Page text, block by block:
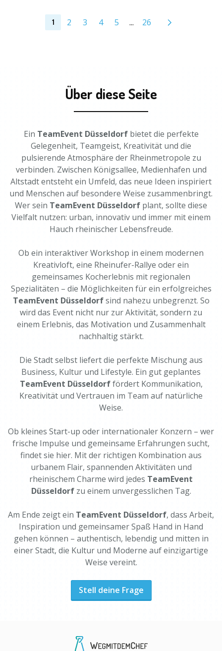
1 2 3 4 5 ... 26
Über diese Seite
Ein TeamEvent Düsseldorfbietet die perfekte
Gelegenheit, Teamgeist, Kreativität und die
pulsierende Atmosphäre der Rheinmetropole zu
verbinden. Zwischen Königsallee, Medienhafen und
Altstadt entsteht ein Umfeld, das neue Ideen inspiriert
und Menschen auf besondere Weise zusammenbringt.
Wer sein TeamEvent Düsseldorf plant, sollte diese
Vielfalt nutzen: urban, innovativ und immer mit einem
Hauch rheinischer Lebensfreude.
Ob ein interaktiver Workshop in einem modernen
Kreativloft, eine Rheinufer-Rallye oder ein
gemeinsames Kocherlebnis mit regionalen
Spezialitäten – die Möglichkeiten für ein erfolgreiches
TeamEvent Düsseldorfsind nahezu unbegrenzt. So
wird das Event nicht nur zur Aktivität, sondern zu
einem Erlebnis, das Motivation und Zusammenhalt
nachhaltig stärkt.
Die Stadt selbst liefert die perfekte Mischung aus
Business, Kultur und Lifestyle. Ein gut geplantes
TeamEvent Düsseldorffördert Kommunikation,
Kreativität und Vertrauen im Team auf natürliche
Weise.
Ob kleines Start-up oder internationaler Konzern – wer
frische Impulse und gemeinsame Erfahrungen sucht,
findet sie hier. Mit der richtigen Kombination aus
urbanem Flair, spannenden Aktivitäten und
rheinischem Charme wird jedes TeamEvent
Düsseldorfzu einem unvergesslichen Tag.
Am Ende zeigt ein TeamEvent Düsseldorf, dass Arbeit,
Inspiration und gemeinsamer Spaß Hand in Hand
gehen können – authentisch, lebendig und mitten in
einer Stadt, die Kultur und Moderne auf einzigartige
Weise vereint.
Stell deine Frage